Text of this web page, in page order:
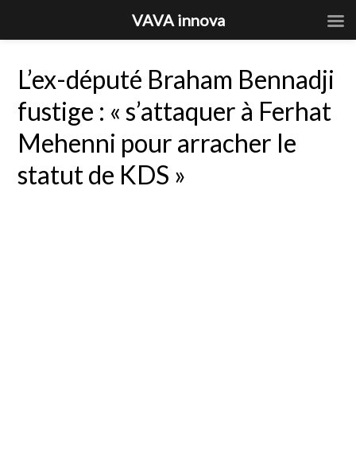
L’ex-député Braham Bennadji
fustige : « s’attaquer à Ferhat
Mehenni pour arracher le
statut de KDS »
VAVA innova